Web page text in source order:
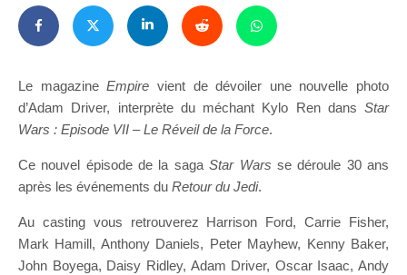
Le magazineEmpire vient de dévoiler une nouvelle photo
d’Adam Driver, interprète du méchant Kylo Ren dans Star
Wars : Episode VII – Le Réveil de la Force.
Ce nouvel épisode de la sagaStar Wars se déroule 30 ans
après les événements du Retour du Jedi.
Au casting vous retrouverez Harrison Ford, Carrie Fisher,
Mark Hamill, Anthony Daniels, Peter Mayhew, Kenny Baker,
John Boyega, Daisy Ridley, Adam Driver, Oscar Isaac, Andy